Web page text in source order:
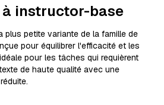
instructor-base
plus petite variante de la famille de
pour équilibrer l'efficacité et les
pour les tâches qui requièrent
de haute qualité avec une